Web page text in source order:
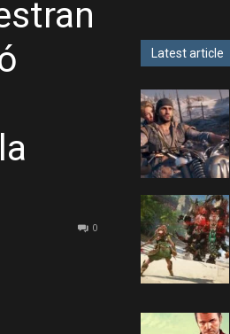
0
Latest article